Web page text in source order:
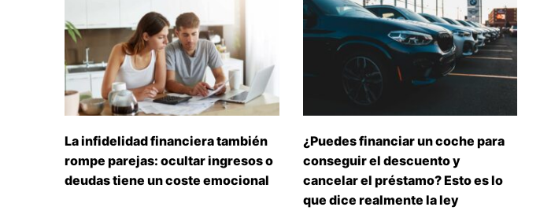
La infidelidad financiera también
rompe parejas: ocultar ingresos o
deudas tiene un coste emocional
¿Puedes financiar un coche para
conseguir el descuento y
cancelar el préstamo? Esto es lo
que dice realmente la ley